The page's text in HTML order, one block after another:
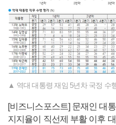
▲ 역대 대통령 재임 5년차 국정 수
[비즈니스포스트] 문재인 대
지지율이 직선제 부활 이후